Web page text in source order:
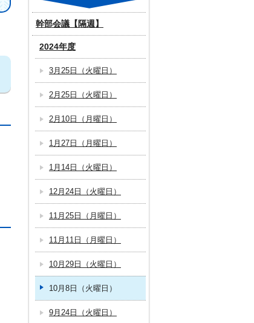
幹部会議【隔週】
2024年度
3月25日（火曜日）
2月25日（火曜日）
2月10日（月曜日）
1月27日（月曜日）
1月14日（火曜日）
12月24日（火曜日）
11月25日（月曜日）
11月11日（月曜日）
10月29日（火曜日）
10月8日（火曜日）
9月24日（火曜日）